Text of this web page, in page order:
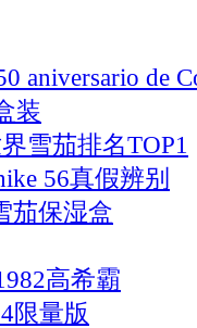
aniversario de
装
雪茄排名TOP1
56真假辨别
茄保湿盒
高希霸
限量版